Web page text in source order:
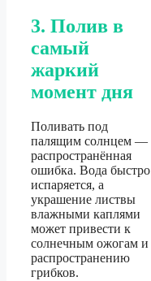
3. Полив в
самый
жаркий
момент дня
Поливать под
палящим солнцем —
распространённая
ошибка. Вода быстро
испаряется, а
украшение листвы
влажными каплями
может привести к
солнечным ожогам и
распространению
грибков.